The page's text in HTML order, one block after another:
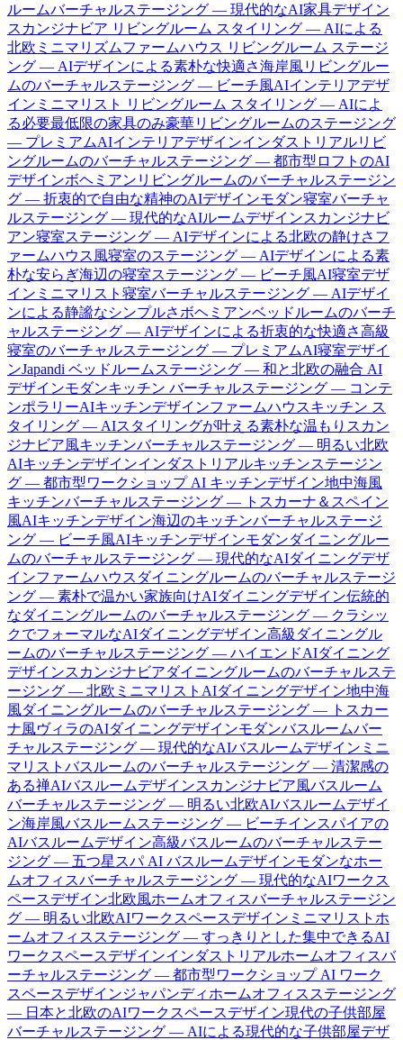
ルームバーチャルステージング — 現代的なAI家具デザイン
スカンジナビア リビングルーム スタイリング — AIによる
北欧ミニマリズムファームハウス リビングルーム ステージ
ング — AIデザインによる素朴な快適さ海岸風リビングルー
ムのバーチャルステージング — ビーチ風AIインテリアデザ
イン ミニマリスト リビングルーム スタイリング — AIによ
る必要最低限の家具のみ豪華リビングルームのステージング
— プレミアムAIインテリアデザインインダストリアルリビ
ングルームのバーチャルステージング — 都市型ロフトのAI
デザインボヘミアンリビングルームのバーチャルステージン
グ — 折衷的で自由な精神のAIデザインモダン寝室バーチャ
ルステージング — 現代的なAIルームデザインスカンジナビ
アン寝室ステージング — AIデザインによる北欧の静けさ フ
ァームハウス風寝室のステージング — AIデザインによる素
朴な安らぎ海辺の寝室ステージング — ビーチ風AI寝室デザ
イン ミニマリスト寝室バーチャルステージング — AIデザイ
ンによる静謐なシンプルさ ボヘミアンベッドルームのバーチ
ャルステージング — AIデザインによる折衷的な快適さ高級
寝室のバーチャルステージング — プレミアムAI寝室デザイ
ンJapandi ベッドルームステージング — 和と北欧の融合 AI
デザインモダンキッチン バーチャルステージング — コンテ
ンポラリーAIキッチンデザインファームハウスキッチン ス
タイリング — AIスタイリングが叶える素朴な温もり スカン
ジナビア風キッチンバーチャルステージング — 明るい北欧
AIキッチンデザインインダストリアルキッチンステージン
グ — 都市型ワークショップ AI キッチンデザイン地中海風
キッチンバーチャルステージング — トスカーナ＆スペイン
風AIキッチンデザイン海辺のキッチンバーチャルステージ
ング — ビーチ風AIキッチンデザインモダンダイニングルー
ムのバーチャルステージング — 現代的なAIダイニングデザ
インファームハウスダイニングルームのバーチャルステージ
ング — 素朴で温かい家族向けAIダイニングデザイン伝統的
なダイニングルームのバーチャルステージング — クラシッ
クでフォーマルなAIダイニングデザイン高級ダイニングル
ームのバーチャルステージング — ハイエンドAIダイニング
デザインスカンジナビアダイニングルームのバーチャルステ
ージング — 北欧ミニマリストAIダイニングデザイン地中海
風ダイニングルームのバーチャルステージング — トスカー
ナ風ヴィラのAIダイニングデザインモダンバスルームバー
チャルステージング — 現代的なAIバスルームデザイン ミニ
マリストバスルームのバーチャルステージング — 清潔感の
ある禅AIバスルームデザインスカンジナビア風バスルーム
バーチャルステージング — 明るい北欧AIバスルームデザイ
ン海岸風バスルームステージング — ビーチインスパイアの
AIバスルームデザイン高級バスルームのバーチャルステー
ジング — 五つ星スパ AI バスルームデザインモダンなホー
ムオフィスバーチャルステージング — 現代的なAIワークス
ペースデザイン北欧風ホームオフィスバーチャルステージン
グ — 明るい北欧AIワークスペースデザイン ミニマリストホ
ームオフィスステージング — すっきりとした集中できるAI
ワークスペースデザインインダストリアルホームオフィスバ
ーチャルステージング — 都市型ワークショップ AI ワーク
スペースデザインジャパンディホームオフィスステージング
— 日本と北欧のAIワークスペースデザイン現代の子供部屋
バーチャルステージング — AIによる現代的な子供部屋デザ